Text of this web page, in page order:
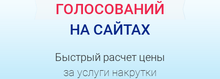
Быстрый расчет цены
за услуги накрутки
ГОЛОСОВАНИЙ
НА САЙТАХ